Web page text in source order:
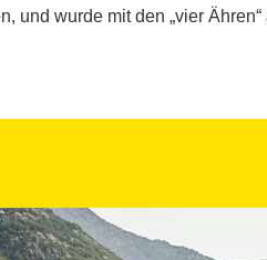
und wurde mit den „vier